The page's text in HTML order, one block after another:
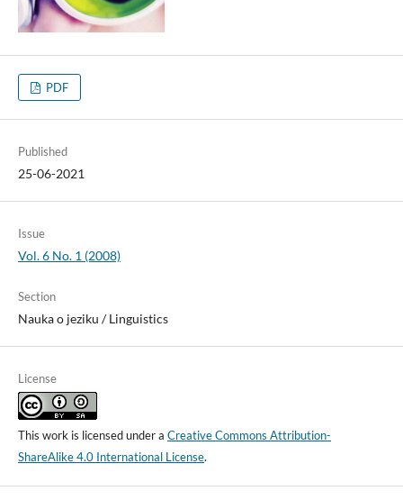
PDF
Published
25-06-2021
Issue
Vol. 6 No. 1 (2008)
Section
Nauka o jeziku / Linguistics
License
This work is licensed under a Creative Commons Attribution-
ShareAlike 4.0 International License.